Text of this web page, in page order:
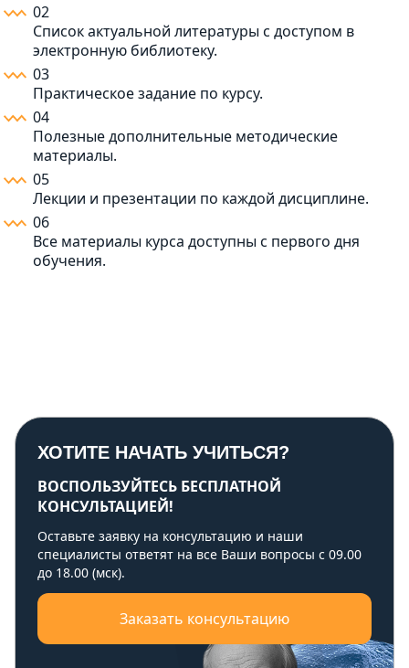
02
Список актуальной литературы с доступом в
электронную библиотеку.
03
Практическое задание по курсу.
04
Полезные дополнительные методические
материалы.
05
Лекции и презентации по каждой дисциплине.
06
Все материалы курса доступны с первого дня
обучения.
ХОТИТЕ НАЧАТЬ УЧИТЬСЯ?
ВОСПОЛЬЗУЙТЕСЬ БЕСПЛАТНОЙ
КОНСУЛЬТАЦИЕЙ!
Оставьте заявку на консультацию и наши
специалисты ответят на все Ваши вопросы с 09.00
до 18.00 (мск).
Заказать консультацию